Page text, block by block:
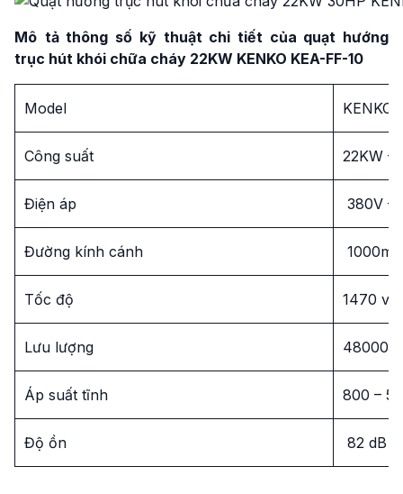
Mô tả thông số kỹ thuật chi tiết của quạt hướng
trục hút khói chữa cháy 22KW KENKO KEA-FF-10
Model KENKO
Công suất 22KW –
Điện áp 380V –
Đường kính cánh
Tốc độ 1470 v/
Lưu lượng 48000
Áp suất tĩnh 800 –
Độ ồn 82 dB